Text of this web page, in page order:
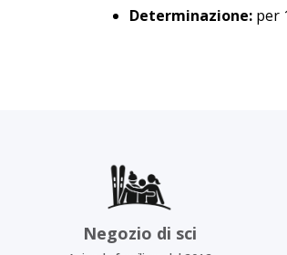
Determinazione: per
Negozio di sci